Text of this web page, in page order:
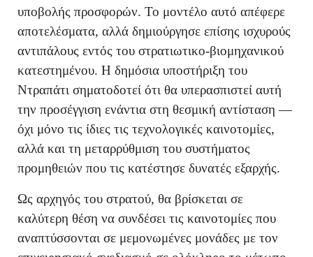
υποβολής προσφορών. Το μοντέλο αυτό απέφερε
αποτελέσματα, αλλά δημιούργησε επίσης ισχυρούς
αντιπάλους εντός του στρατιωτικο-βιομηχανικού
κατεστημένου. Η δημόσια υποστήριξη του
Ντραπάτι σηματοδοτεί ότι θα υπερασπιστεί αυτή
την προσέγγιση ενάντια στη θεσμική αντίσταση —
όχι μόνο τις ίδιες τις τεχνολογικές καινοτομίες,
αλλά και τη μεταρρύθμιση του συστήματος
προμηθειών που τις κατέστησε δυνατές εξαρχής.
Ως αρχηγός του στρατού, θα βρίσκεται σε
καλύτερη θέση να συνδέσει τις καινοτομίες που
αναπτύσσονται σε μεμονωμένες μονάδες με τον